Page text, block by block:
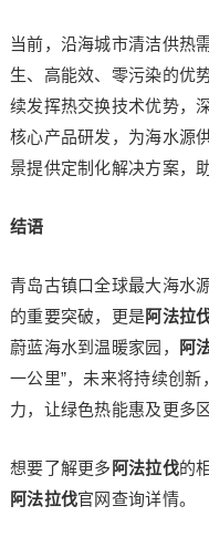
当前，沿海城市清洁供热
生、高能效、零污染的优
续发挥热交换技术优势，
核心产品研发，为海水源
景提供定制化解决方案，
结语
青岛古镇口全球最大海水
的重要突破，更是阿法拉
蔚蓝海水到温暖家园，
阿
一公里”，未来将持续创
力，让绿色热能惠及更多区
想要了解更多 阿法拉伐的
阿法拉伐官网查询详情。